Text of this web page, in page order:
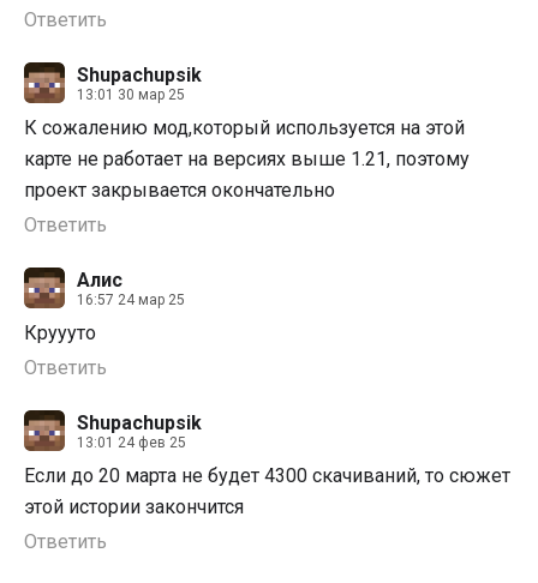
Ответить
Shupachupsik
13:01 30 мар 25
К сожалению мод,который используется на этой
карте не работает на версиях выше 1.21, поэтому
проект закрывается окончательно
Ответить
Алис
16:57 24 мар 25
Круууто
Ответить
Shupachupsik
13:01 24 фев 25
Если до 20 марта не будет 4300 скачиваний, то сюжет
этой истории закончится
Ответить